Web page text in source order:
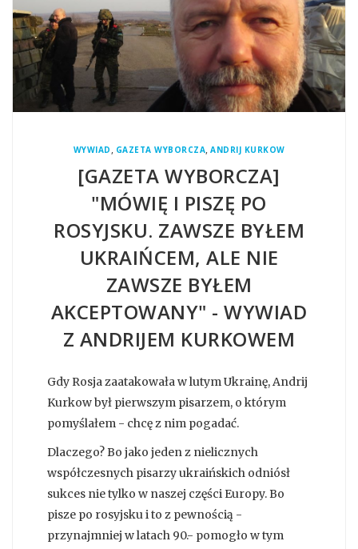
WYWIAD , GAZETA WYBORCZA, ANDRIJ KURKOW
[GAZETA WYBORCZA]
"MÓWIĘ I PISZĘ PO
ROSYJSKU. ZAWSZE BYŁEM
UKRAIŃCEM, ALE NIE
ZAWSZE BYŁEM
AKCEPTOWANY" - WYWIAD
Z ANDRIJEM KURKOWEM
Gdy Rosja zaatakowała w lutym Ukrainę, Andrij
Kurkow był pierwszym pisarzem, o którym
pomyślałem - chcę z nim pogadać.
Dlaczego? Bo jako jeden z nielicznych
współczesnych pisarzy ukraińskich odniósł
sukces nie tylko w naszej części Europy. Bo
pisze po rosyjsku i to z pewnością -
przynajmniej w latach 90.- pomogło w tym